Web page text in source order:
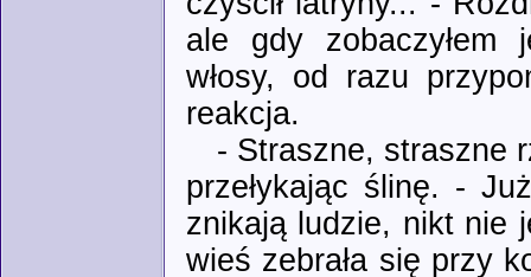
ale gdy zobaczyłem
włosy, od razu
reakcja.
- Straszne, straszne
przełykając ślinę. -
znikają ludzie, nikt nie
wieś zebrała się przy